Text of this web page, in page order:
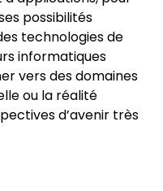
possibilités
technologies de
informatiques
vers des domaines
ou la réalité
d’avenir très